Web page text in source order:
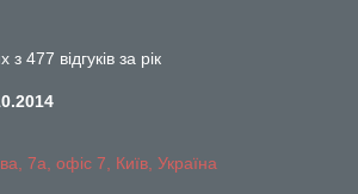
477 відгуків за рік
7а, офіс 7, Київ, Україна